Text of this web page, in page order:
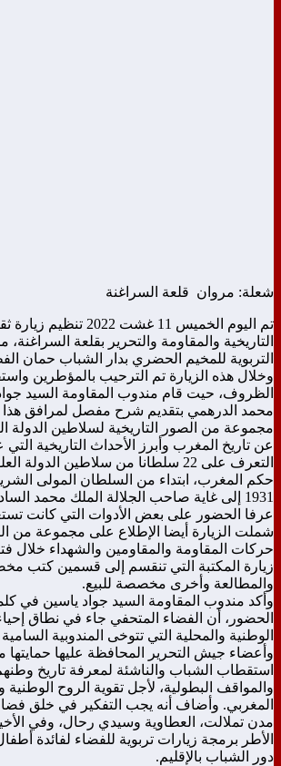
شعلة: مروان قلعة السراغنة
تم اليوم الخميس 11 غشت
التاريخية والمقاومة والتحرير بقلعة
التربوية للمخيم الحضري بدار الشباب حمان
وخلال هذه الزيارة تم الترحيب بالمؤطرين
الظروف، حيت قام مندوب المقاومة السيد
محمد الدرهمي بتقديم شرح مفصل لمرافق هذا
مجموعة من الصور التاريخية لسلاطين الدولة
عن تاريخ المغرب وأبرز الأحداث التاريخية التي
التعرف على 22 سلطانا من سلاطين
حكم المغرب، ابتداء من السلطان المولى
1931 إلى غاية صاحب الجلالة الملك محمد
عرفا الحضور على بعض الأدوات التي كانت
شملت الزيارة أيضا الإطلاع على مجموعة من
حركات المقاومة والمقاومين والشهداء خلال
زيارة المكتبة التي تنقسم إلى قسمين كتب
والمطالعة وأخرى مخصصة للبيع.
وأكد مندوب المقاومة السيد جواد ياسين في
الحضور، أن الفضاء المتحفي جاء في نطاق إحياء
الوطنية والمحلية التي تتوخى المندوبية
وأعضاء جيش التحرير المحافظة عليها حمايتها
استقطاب الشباب والناشئة لمعرفة تاريخ وطنهم
والمواقف البطولية، لأجل تقوية الروح
المغربي. وأضاف أنه يجب التفكير في خلق
مدن تملالت، العطاوية وسيدي رحال، وفي
الأطر برمجة زيارات تربوية للفضاء لفائدة
دور الشباب بالإقليم.